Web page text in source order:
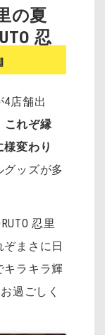
の夏
忍
4店舗出
これぞ縁
様変わり
グッズが多
忍里
ぞまさに日
キラキラ輝
過ごしく